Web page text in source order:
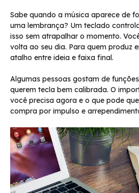
Sabe quando a música aparece de
uma lembrança? Um teclado
isso sem atrapalhar o momento.
volta ao seu dia. Para quem produz
atalho entre ideia e faixa final.
Algumas pessoas gostam de
querem tecla bem calibrada. O
você precisa agora e o que pode
compra por impulso e